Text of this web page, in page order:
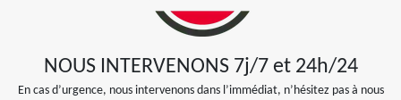
NOUS INTERVENONS 7j/7 et 24h/24
En cas d’urgence, nous intervenons dans l’immédiat, n’hésitez pas à nous